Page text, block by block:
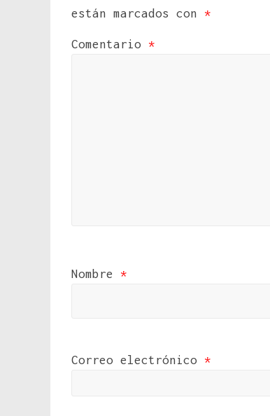
están marcados con *
Comentario *
Nombre *
Correo electrónico *